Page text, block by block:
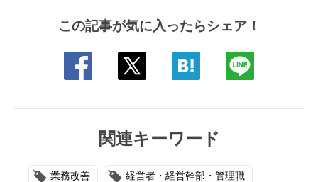
この記事が気に入ったらシェア！
関連キーワード
業務改善 経営者・経営幹部・管理職